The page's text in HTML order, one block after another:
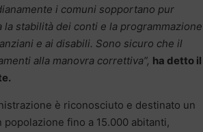
i comuni sopportano pur
stabilità dei conti e la programmazione
e ai disabili. Sono sicuro che il
alla manovra correttiva”, ha detto il
è riconosciuto e destinato un
fino a 15.000 abitanti,